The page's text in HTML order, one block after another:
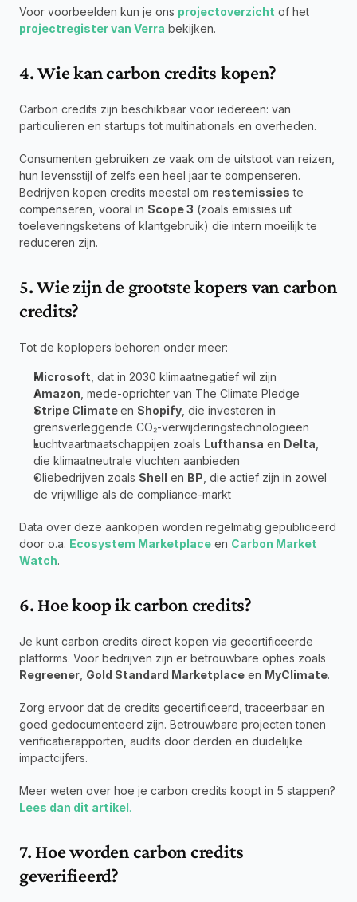
Voor voorbeelden kun je ons projectoverzicht
projectregister van Verra bekijken.
4. Wie kan carbon credits kopen?
Carbon credits zijn beschikbaar voor iedereen: van
particulieren en startups tot multinationals en overheden.
Consumenten gebruiken ze vaak om de uitstoot van reizen,
hun levensstijl of zelfs een heel jaar te compenseren.
Bedrijven kopen credits meestal om restemissies te
compenseren, vooral in Scope 3 (zoals emissies uit
toeleveringsketens of klantgebruik) die intern moeilijk te
reduceren zijn.
5. Wie zijn de grootste kopers van carbon
credits?
Tot de koplopers behoren onder meer:
Microsoft , dat in 2030 klimaatnegatief wil zijn
Amazon , mede-oprichter van The Climate Pledge
Stripe Climate en Shopify , die investeren in
grensverleggende CO₂-verwijderingstechnologieën
Luchtvaartmaatschappijen zoals Lufthansa en Delta
die klimaatneutrale vluchten aanbieden
Oliebedrijven zoals Shell en BP , die actief zijn in zowel
de vrijwillige als de compliance-markt
Data over deze aankopen worden regelmatig gepubliceerd
door o.a. Ecosystem Marketplace en Carbon Market
Watch.
6. Hoe koop ik carbon credits?
Je kunt carbon credits direct kopen via gecertificeerde
Regreener Gold Standard Marketplace en MyClimate.
Zorg ervoor dat de credits gecertificeerd, traceerbaar en
goed gedocumenteerd zijn. Betrouwbare projecten tonen
verificatierapporten, audits door derden en duidelijke
impactcijfers.
Lees dan dit artikel.
7. Hoe worden carbon credits
geverifieerd?